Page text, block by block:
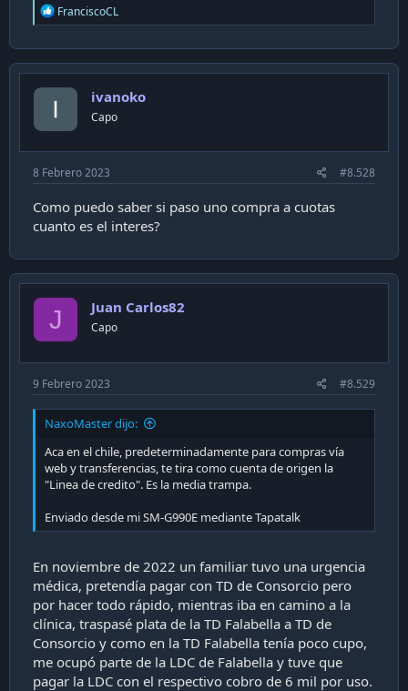
R
e
c
t
FranciscoCL
ivanoko
Capo
8 Febrero 2023 #8.528
Como puedo saber si paso uno compra a cuotas
cuanto es el interes?
J Juan Carlos82
Capo
9 Febrero 2023 #8.529
NaxoMaster dijo:
Aca en el chile, predeterminadamente para compras vía
web y transferencias, te tira como cuenta de origen la
"Linea de credito". Es la media trampa.
Enviado desde mi SM-G990E mediante Tapatalk
En noviembre de 2022 un familiar tuvo una urgencia
médica, pretendía pagar con TD de Consorcio pero
por hacer todo rápido, mientras iba en camino a la
clínica, traspasé plata de la TD Falabella a TD de
Consorcio y como en la TD Falabella tenía poco cupo,
me ocupó parte de la LDC de Falabella y tuve que
pagar la LDC con el respectivo cobro de 6 mil por uso.